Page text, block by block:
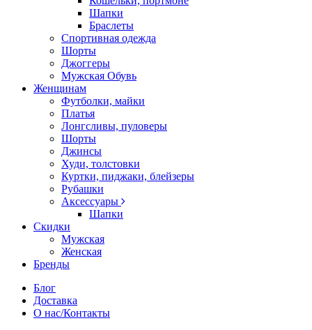
Шапки
Браслеты
Спортивная одежда
Шорты
Джоггеры
Мужская Обувь
Женщинам
Футболки, майки
Платья
Лонгсливы, пуловеры
Шорты
Джинсы
Худи, толстовки
Куртки, пиджаки, блейзеры
Рубашки
Аксессуары
Шапки
Скидки
Мужская
Женская
Бренды
Блог
Доставка
О нас/Контакты